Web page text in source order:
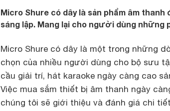
Micro Shure có dây là sản phẩm âm
sáng lập. Mang lại cho người dùng những
Micro Shure có dây là một trong những
chọn của nhiều người dùng cho bộ sưu
cầu giải trí, hát karaoke ngày càng cao
Việc mua sắm thiết bị âm thanh ngày
chúng tôi sẽ giới thiệu và đánh giá chi